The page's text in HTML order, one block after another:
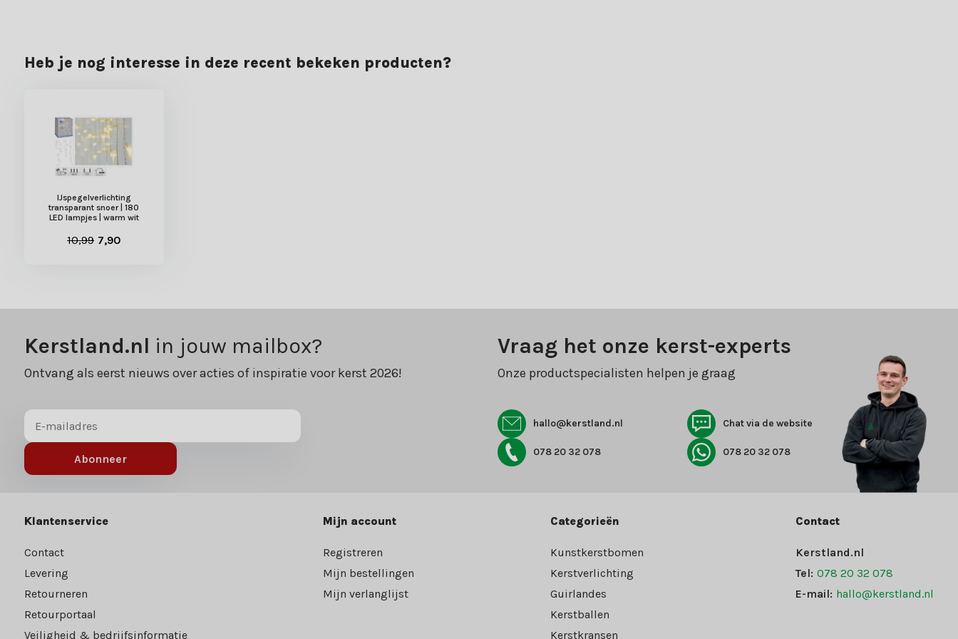
Heb je nog interesse in deze recent bekeken producten?
IJspegelverlichting
transparant snoer | 180
LED lampjes | warm wit
10,99 7,90
Kerstland.nl in jouw mailbox?
Ontvang als eerst nieuws over acties of inspiratie voor kerst 2026!
Abonneer
Vraag het onze kerst-experts
Onze productspecialisten helpen je graag
hallo@kerstland.nl Chat via de website
078 20 32 078 078 20 32 078
Klantenservice
Contact
Levering
Retourneren
Retourportaal
Veiligheid & bedrijfsinformatie
Mijn account
Registreren
Mijn bestellingen
Mijn verlanglijst
Categorieën
Kunstkerstbomen
Kerstverlichting
Guirlandes
Kerstballen
Kerstkransen
Contact
Kerstland.nl
Tel: 078 20 32 078
E-mail: hallo@kerstland.nl